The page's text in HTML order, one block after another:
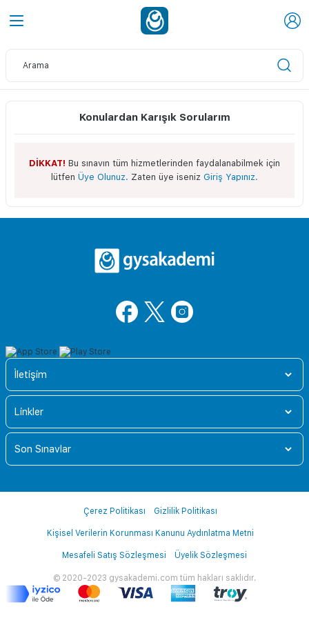
Konulardan Karışık Sorularım
DİKKAT! Bu sınavın tüm hizmetlerinden faydalanabilmek için
lütfen Üye Olunuz. Zaten üye iseniz Giriş Yapınız.
İletişim
Linkler
Son Sınavlar
© 2020-2023 gysakademi.com tüm hakları saklıdır.
Çerez Politikası Gizlilik Politikası
Kişisel Verilerin Korunması Kanunu Aydınlatma Metni
Mesafeli Satış Sözleşmesi Üyelik Sözleşmesi